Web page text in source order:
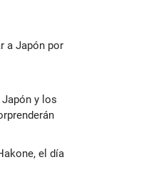
a Japón por
y los
el día